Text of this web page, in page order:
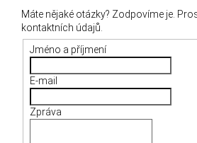
Máte nějaké otázky? Zodpovíme je.
kontaktních údajů.
Jméno a příjmení
E-mail
Zpráva